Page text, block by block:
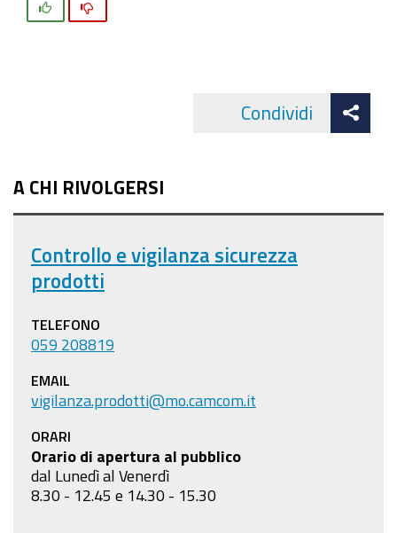
Condividi
A CHI RIVOLGERSI
Controllo e vigilanza sicurezza
prodotti
TELEFONO
059 208819
EMAIL
vigilanza.prodotti@mo.camcom.it
ORARI
Orario di apertura al pubblico
dal Lunedì al Venerdì
8.30 - 12.45 e 14.30 - 15.30